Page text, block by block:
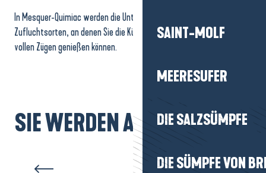
SAINT-MOLF
MEERESUFER
DIE SALZSÜMPFE
DIE SÜMPFE VON
In Mesquer-Quimiac werden die Unterkünfte zu echten
Zufluchtsorten, an denen Sie die Küste und die Ruhe der Gegend in
vollen Zügen genießen können.
SIE WERDEN AUCH MÖGEN...
Unterkunft Assérac